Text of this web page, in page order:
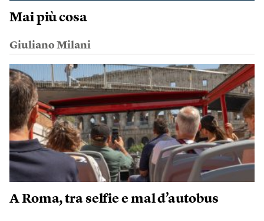
Mai più cosa
Giuliano Milani
A Roma, tra selfie e mal d’autobus